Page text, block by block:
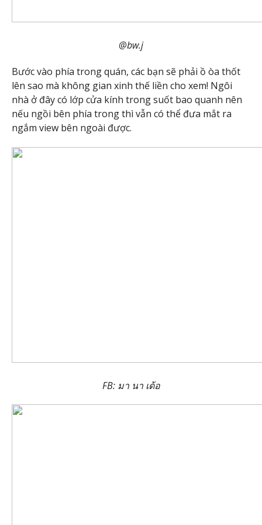
@bw.j
Bước vào phía trong quán, các bạn sẽ phải ồ òa thốt
lên sao mà không gian xinh thế liền cho xem! Ngôi
nhà ở đây có lớp cửa kính trong suốt bao quanh nên
nếu ngồi bên phía trong thì vẫn có thể đưa mắt ra
ngắm view bên ngoài được.
FB: มา นา เด้อ